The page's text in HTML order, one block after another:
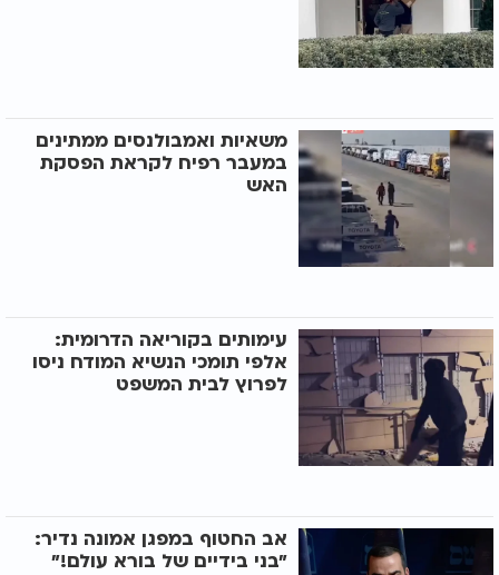
משאיות ואמבולנסים ממתינים
במעבר רפיח לקראת הפסקת
האש
עימותים בקוריאה הדרומית:
אלפי תומכי הנשיא המודח ניסו
לפרוץ לבית המשפט
אב החטוף במפגן אמונה נדיר:
"בני בידיים של בורא עולם!"